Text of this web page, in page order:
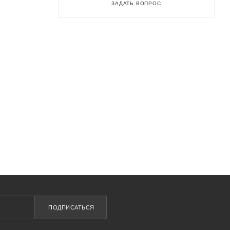
ЗАДАТЬ ВОПРОС
ПОДПИСАТЬСЯ